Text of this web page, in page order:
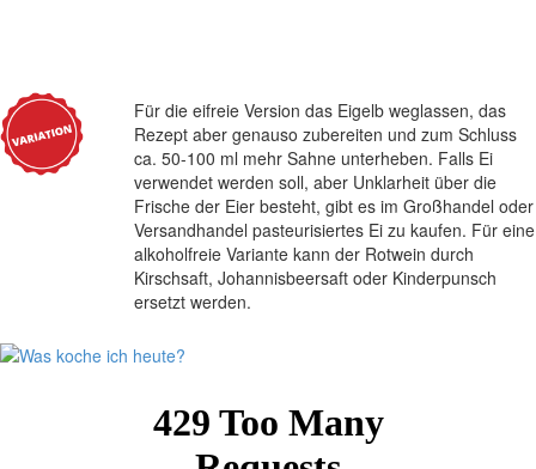
Für die eifreie Version das Eigelb weglassen, das
Rezept aber genauso zubereiten und zum Schluss
ca. 50-100 ml mehr Sahne unterheben. Falls Ei
verwendet werden soll, aber Unklarheit über die
Frische der Eier besteht, gibt es im Großhandel oder
Versandhandel pasteurisiertes Ei zu kaufen. Für eine
alkoholfreie Variante kann der Rotwein durch
Kirschsaft, Johannisbeersaft oder Kinderpunsch
ersetzt werden.